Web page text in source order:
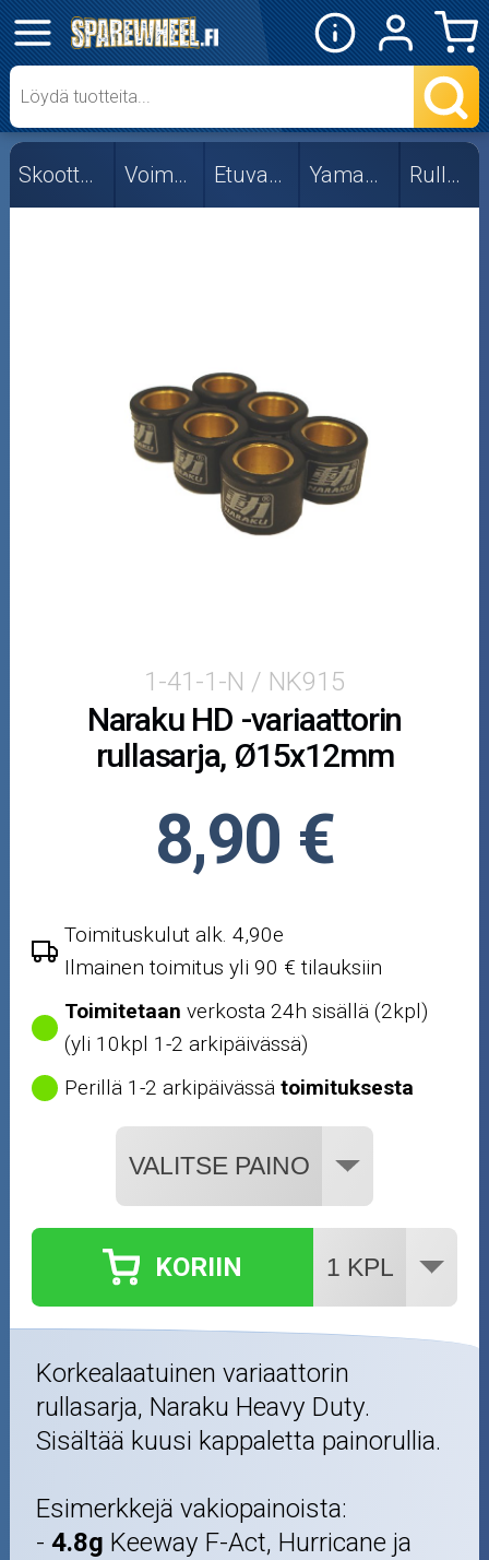
✕
Mopon osat
Skootterin osat
Ohjainpalat
Crossipyörän osat
Mönkijän osat
Puutarha ja metsä
Renkaat ja vanteet
Öljyt ja kemikaalit
Työkalut
Skootterin osat Voimansiirto Etuvariaattori Yamaha/MBK Rullasarjat
1-41-1-N / NK915
Naraku HD -variaattorin
rullasarja, Ø15x12mm
8,90 €
Toimituskulut alk. 4,90e
Ilmainen toimitus yli 90 € tilauksiin
Toimitetaan verkosta 24h sisällä (2kpl)
(yli 10kpl 1-2 arkipäivässä)
Perillä 1-2 arkipäivässätoimituksesta
KORIIN
Korkealaatuinen variaattorin
rullasarja, Naraku Heavy Duty.
Sisältää kuusi kappaletta painorullia.
Esimerkkejä vakiopainoista:
-4.8g Keeway F-Act, Hurricane ja